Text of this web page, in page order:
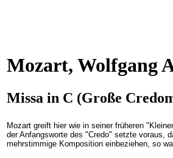
Mozart, Wolfgang
Missa in C (Große
Mozart greift hier wie in seiner früheren
der Anfangsworte des "Credo" setzte voraus,
mehrstimmige Komposition einbeziehen, so